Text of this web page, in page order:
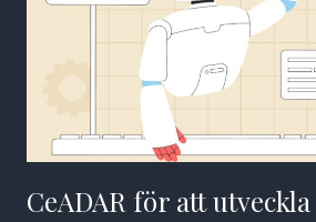
CeADAR för att